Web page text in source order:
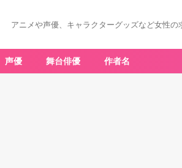
アニメや声優、キャラクターグッズなど女性の
声優 舞台俳優 作者名